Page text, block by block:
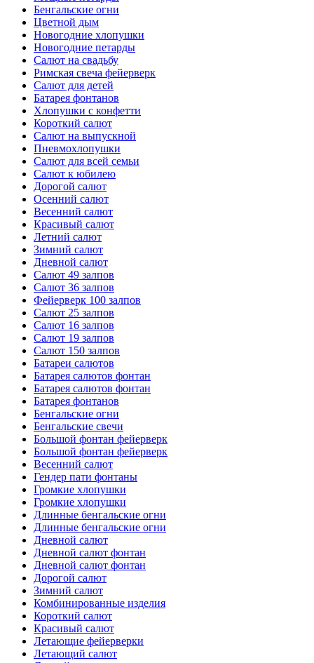
Бенгальские огни
Цветной дым
Новогодние хлопушки
Новогодние петарды
Салют на свадьбу
Римская свеча фейерверк
Салют для детей
Батарея фонтанов
Хлопушки с конфетти
Короткий салют
Салют на выпускной
Пневмохлопушки
Салют для всей семьи
Салют к юбилею
Дорогой салют
Осенний салют
Весенний салют
Красивый салют
Летний салют
Зимний салют
Дневной салют
Салют 49 залпов
Салют 36 залпов
Фейерверк 100 залпов
Салют 25 залпов
Салют 16 залпов
Салют 19 залпов
Салют 150 залпов
Батареи салютов
Батарея салютов фонтан
Батарея салютов фонтан
Батарея фонтанов
Бенгальские огни
Бенгальские свечи
Большой фонтан фейерверк
Большой фонтан фейерверк
Весенний салют
Гендер пати фонтаны
Громкие хлопушки
Громкие хлопушки
Длинные бенгальские огни
Длинные бенгальские огни
Дневной салют
Дневной салют фонтан
Дневной салют фонтан
Дорогой салют
Зимний салют
Комбинированные изделия
Короткий салют
Красивый салют
Летающие фейерверки
Летающий салют